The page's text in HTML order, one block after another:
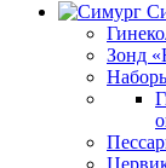
Зонд